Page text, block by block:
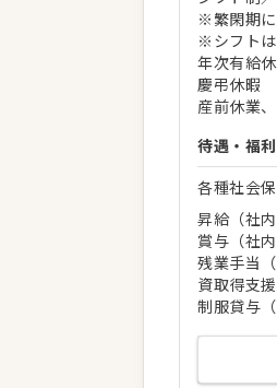
※繁閑期に
※シフト
年次有給
慶弔休暇
産前休業
待遇・福
各種社会
昇給（社
賞与（社
残業手当
資取得支
制服貸与（